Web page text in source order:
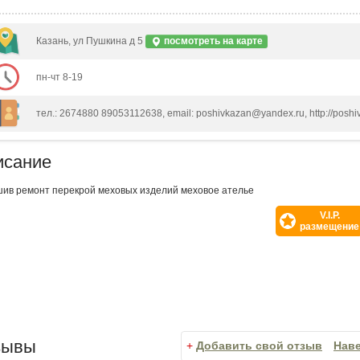
Казань, ул Пушкина д 5 посмотреть на карте
пн-чт 8-19
тел.: 2674880 89053112638, email: poshivkazan@yandex.ru, http://
ремонт перекрой меховых изделий меховое ателье
V.I.P.
размещение
+ Добавить свой отзыв